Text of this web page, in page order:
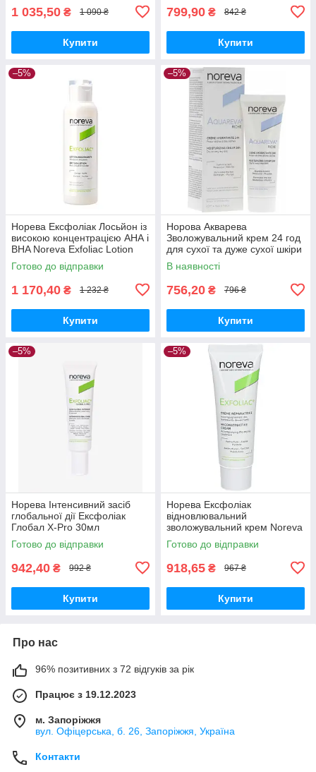
1 035,50 ₴ 1 090 ₴
Купити
799,90 ₴ 842 ₴
Купити
–5%
Норева Ексфоліак Лосьйон із
високою концентрацією АНА і
BHA Noreva Exfoliac Lotion
Asséchante 125 мл
Готово до відправки
1 170,40 ₴ 1 232 ₴
Купити
–5%
Норова Акварева
Зволожувальний крем 24 год
для сухої та дуже сухої шкіри
Noreva Aquareva crème
hydratante 24h 1977one
В наявності
756,20 ₴ 796 ₴
Купити
–5%
Норева Інтенсивний засіб
глобальної дії Ексфоліак
Глобал X-Pro 30мл
Готово до відправки
942,40 ₴ 992 ₴
Купити
–5%
Норева Ексфоліак
відновлювальний
зволожувальний крем Noreva
Exfoliac Creme Reparatrice 40
мл
Готово до відправки
918,65 ₴ 967 ₴
Купити
Про нас
96% позитивних з 72 відгуків за рік
Працює з 19.12.2023
м. Запоріжжя
вул. Офіцерська, б. 26, Запоріжжя, Україна
Контакти